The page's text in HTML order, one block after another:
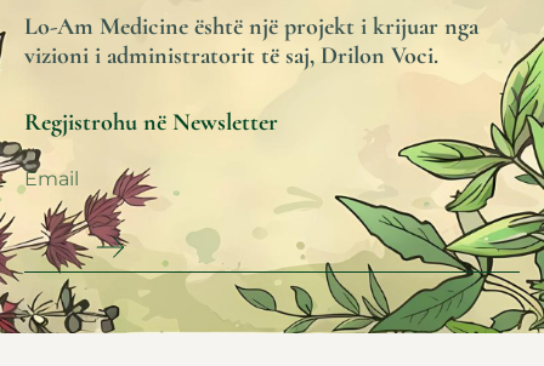
Lo-Am Medicine është një projekt i krijuar nga
vizioni i administratorit të saj, Drilon Voci.
Regjistrohu në Newsletter